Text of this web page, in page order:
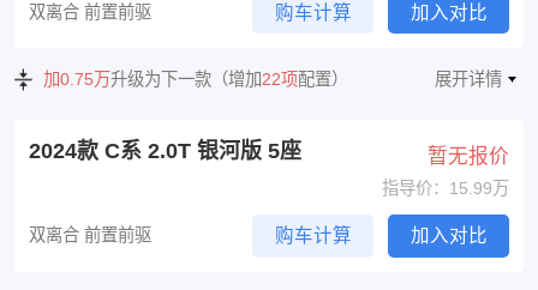
双离合 前置前驱 购车计算 加入对比
加0.75万升级为下一款（增加22项配置） 展开详情
2024款 C系 2.0T 银河版 5座 暂无报价
指导价：15.99万
双离合 前置前驱 购车计算 加入对比